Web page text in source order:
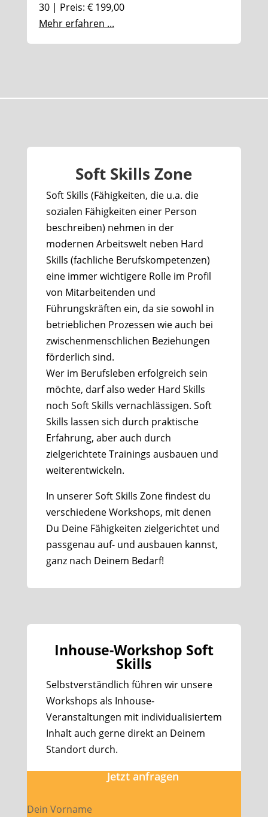
30 | Preis: € 199,00
Mehr erfahren ...
Soft Skills Zone
Soft Skills (Fähigkeiten, die u.a. die
sozialen Fähigkeiten einer Person
beschreiben) nehmen in der
modernen Arbeitswelt neben Hard
Skills (fachliche Berufskompetenzen)
eine immer wichtigere Rolle im Profil
von Mitarbeitenden und
Führungskräften ein, da sie sowohl in
betrieblichen Prozessen wie auch bei
zwischenmenschlichen Beziehungen
förderlich sind.
Wer im Berufsleben erfolgreich sein
möchte, darf also weder Hard Skills
noch Soft Skills vernachlässigen. Soft
Skills lassen sich durch praktische
Erfahrung, aber auch durch
zielgerichtete Trainings ausbauen und
weiterentwickeln.
In unserer Soft Skills Zone findest du
verschiedene Workshops, mit denen
Du Deine Fähigkeiten zielgerichtet und
passgenau auf- und ausbauen kannst,
ganz nach Deinem Bedarf!
Inhouse-Workshop Soft
Skills
Selbstverständlich führen wir unsere
Workshops als Inhouse-
Veranstaltungen mit individualisiertem
Inhalt auch gerne direkt an Deinem
Standort durch.
Jetzt anfragen
Dein Vorname